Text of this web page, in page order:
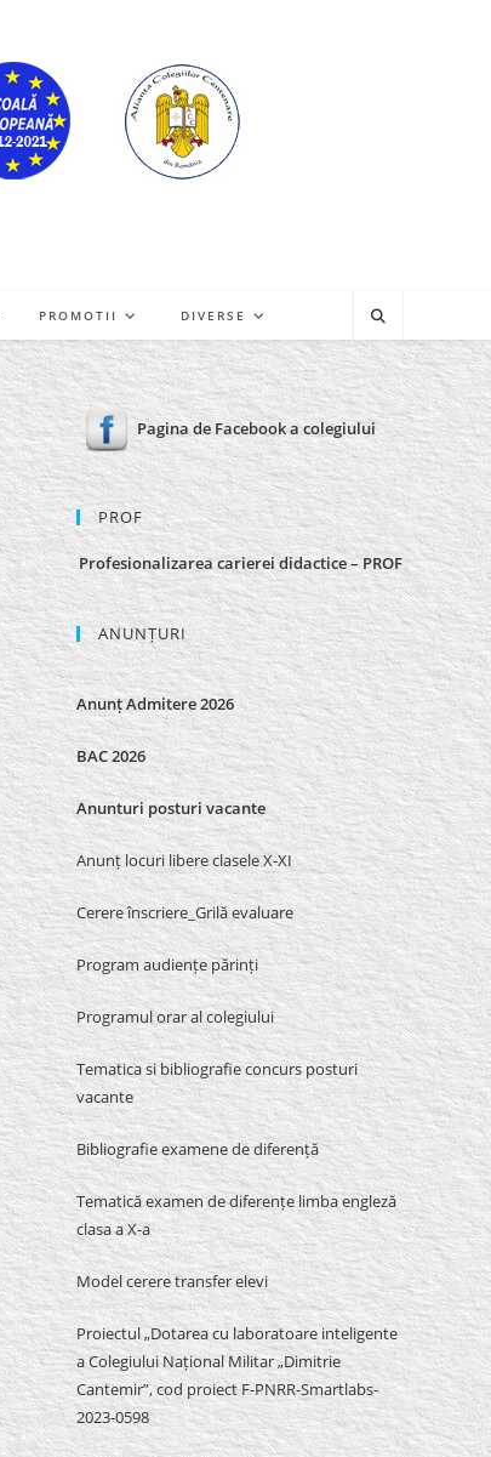
PROMOTII DIVERSE
Pagina de Facebook a colegiului
PROF
Profesionalizarea carierei didactice – PROF
ANUNȚURI
Anunț Admitere 2026
BAC 2026
Anunturi posturi vacante
Anunț locuri libere clasele X-XI
Cerere înscriere_Grilă evaluare
Program audiențe părinți
Programul orar al colegiului
Tematica si bibliografie concurs posturi
vacante
Bibliografie examene de diferență
Tematică examen de diferențe limba engleză
clasa a X-a
Model cerere transfer elevi
Proiectul „Dotarea cu laboratoare inteligente
a Colegiului Național Militar „Dimitrie
Cantemir”, cod proiect F-PNRR-Smartlabs-
2023-0598